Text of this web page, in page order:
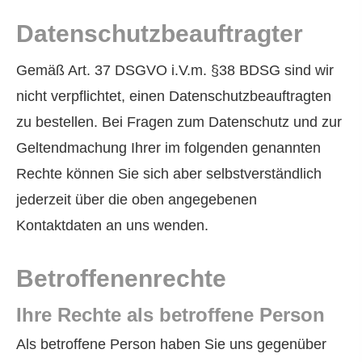
Datenschutzbeauftragter
Gemäß Art. 37 DSGVO i.V.m. §38 BDSG sind wir
nicht verpflichtet, einen Datenschutzbeauftragten
zu bestellen. Bei Fragen zum Datenschutz und zur
Geltendmachung Ihrer im folgenden genannten
Rechte können Sie sich aber selbstverständlich
jederzeit über die oben angegebenen
Kontaktdaten an uns wenden.
Betroffenenrechte
Ihre Rechte als betroffene Person
Als betroffene Person haben Sie uns gegenüber